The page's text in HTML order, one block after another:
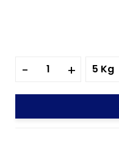
5 Kg